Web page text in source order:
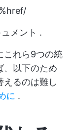
メント .
これら9つの統
、以下のため
えるのは難し
に .